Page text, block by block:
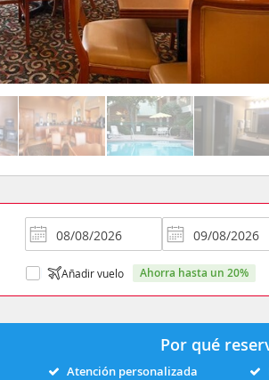
Añadir vuelo ahorra hasta un 20%
Por qué
Atención personalizada